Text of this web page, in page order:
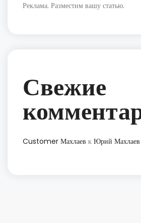
Реклама. Разместим вашу статью.
Свежие
Customer Махлаев к Юрий Махлаев